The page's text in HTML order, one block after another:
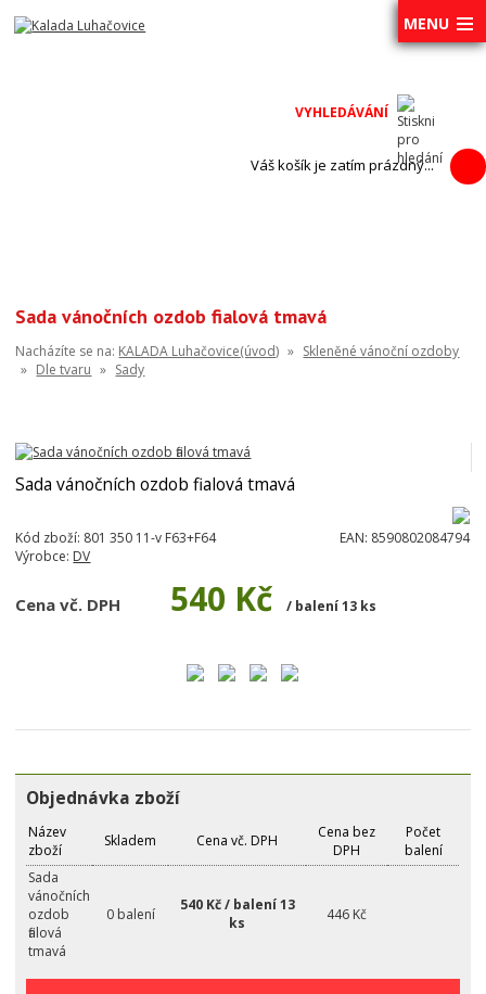
MENU
Váš košík je zatím prázdný...
Sada vánočních ozdob fialová tmavá
Nacházíte se na: KALADA Luhačovice(úvod) » Skleněné vánoční ozdoby
» Dle tvaru » Sady
Sada vánočních ozdob fialová tmavá
Kód zboží: 801 350 11-v F63+F64 EAN: 8590802084794
Výrobce: DV
Cena vč. DPH 540 Kč / balení 13 ks
Objednávka zboží
Název
zboží
Skladem Cena vč. DPH
Cena bez
DPH
Počet
balení
Sada
vánočních
ozdob
fialová
tmavá
0 balení
540 Kč / balení 13
ks
446 Kč